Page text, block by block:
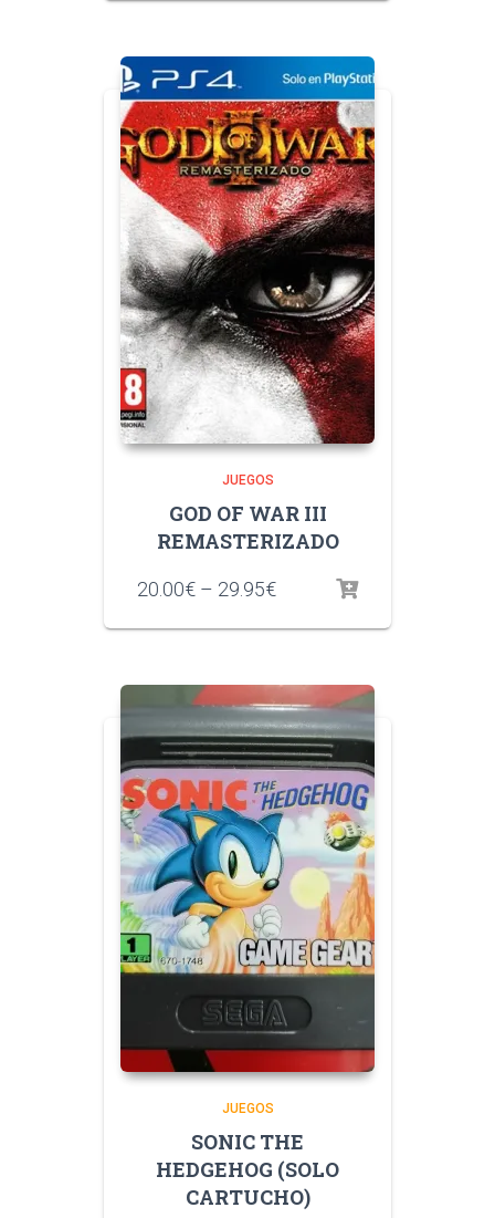
JUEGOS
GOD OF WAR III
REMASTERIZADO
20.00€ – 29.95€
JUEGOS
SONIC THE
HEDGEHOG (SOLO
CARTUCHO)